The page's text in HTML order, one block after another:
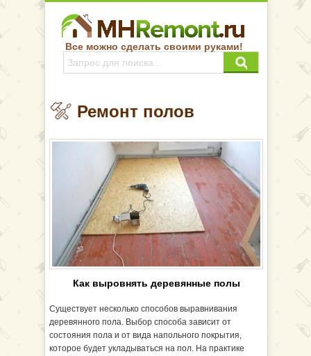
Ремонт полов
Как выровнять деревянные полы
Существует несколько способов выравнивания
деревянного пола. Выбор способа зависит от
состояния пола и от вида напольного покрытия,
которое будет укладываться на пол. На практике
Все можно сделать своими руками!